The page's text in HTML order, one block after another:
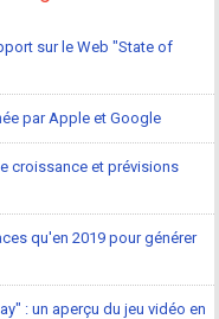
sur le Web "State of
par Apple et Google
croissance et prévisions
qu'en 2019 pour générer
: un aperçu du jeu vidéo en